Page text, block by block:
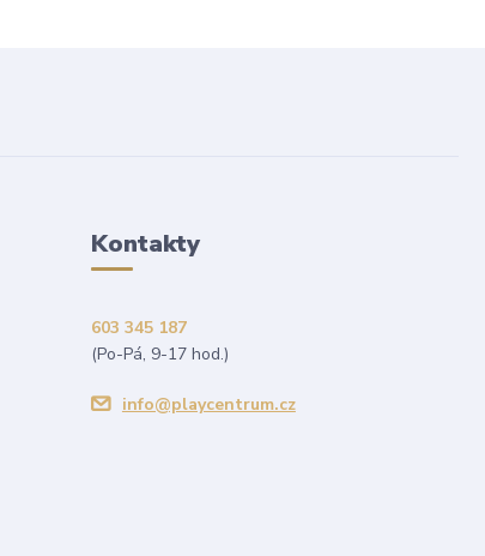
Kontakty
603 345 187
(Po-Pá, 9-17 hod.)
info@playcentrum.cz